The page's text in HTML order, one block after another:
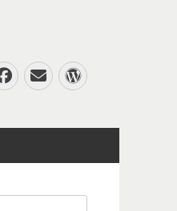
Facebook
E-
post